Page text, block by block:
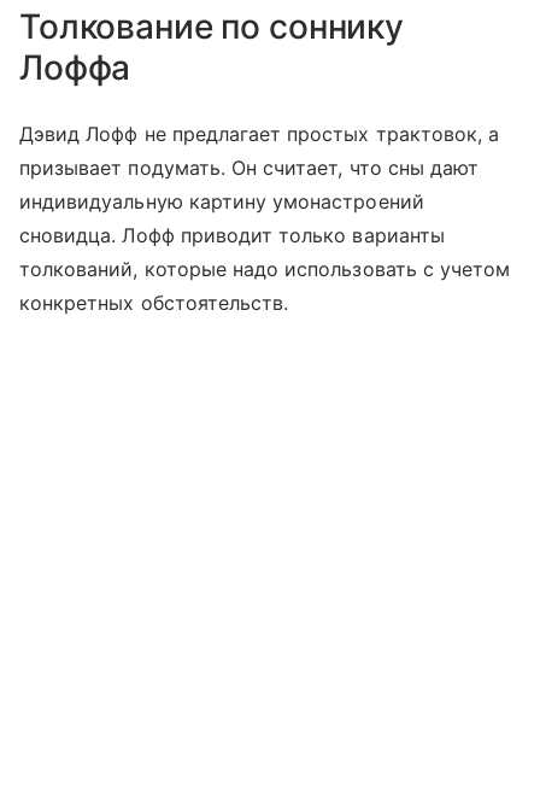
Толкование по соннику
Лоффа
Дэвид Лофф не предлагает простых трактовок, а
призывает подумать. Он считает, что сны дают
индивидуальную картину умонастроений
сновидца. Лофф приводит только варианты
толкований, которые надо использовать с учетом
конкретных обстоятельств.